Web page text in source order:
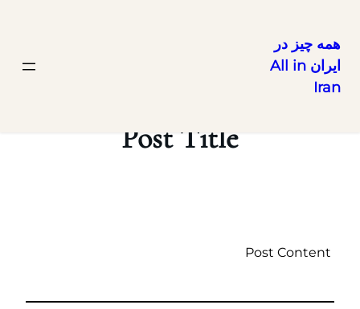
رفتن
همه چیز در
ایران All in
Iran
Post Title